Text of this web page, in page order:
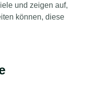
und zeigen auf,
können, diese